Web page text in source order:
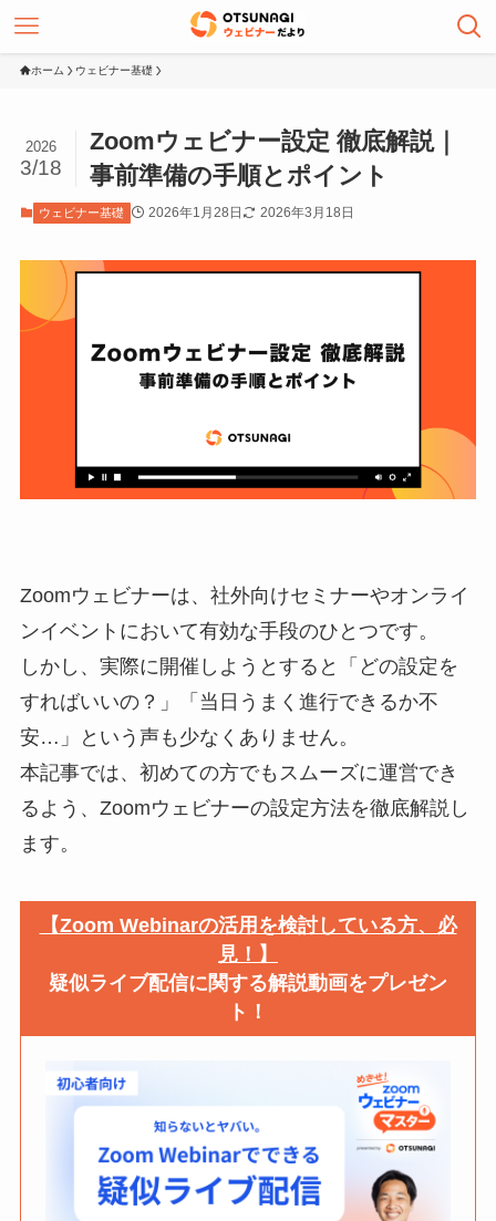
ホーム ウェビナー基礎
Zoomウェビナー設定 徹底解説｜
事前準備の手順とポイント
2026
3/18
ウェビナー基礎 2026年1月28日 2026年3月18日
Zoomウェビナーは、社外向けセミナーやオンライ
ンイベントにおいて有効な手段のひとつです。
しかし、実際に開催しようとすると「どの設定を
すればいいの？」「当日うまく進行できるか不
安…」という声も少なくありません。
本記事では、初めての方でもスムーズに運営でき
るよう、Zoomウェビナーの設定方法を徹底解説し
ます。
【Zoom Webinarの活用を検討している方、必
見！】
疑似ライブ配信に関する解説動画をプレゼン
ト！